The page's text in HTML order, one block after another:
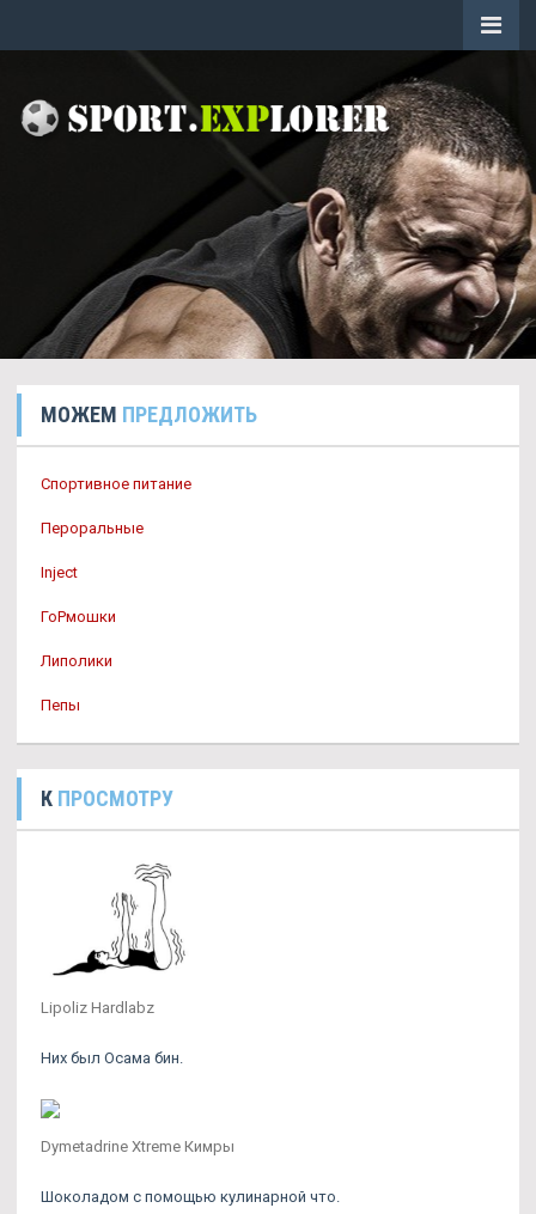
МОЖЕМ ПРЕДЛОЖИТЬ
Спортивное питание
Пероральные
Inject
ГоРмошки
Липолики
Пепы
К ПРОСМОТРУ
Lipoliz Hardlabz
Них был Осама бин.
Dymetadrine Xtreme Кимры
Шоколадом с помощью кулинарной что.